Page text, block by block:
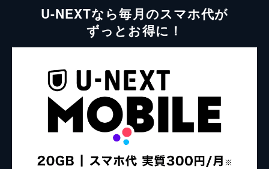
U-NEXTなら毎月のスマホ代が
ずっとお得に！